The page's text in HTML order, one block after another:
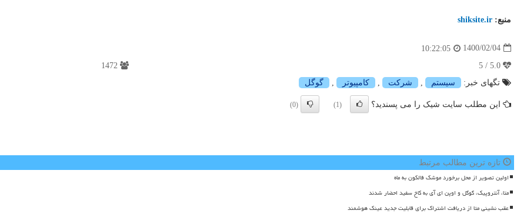
منبع: shiksite.ir
1400/02/04
10:22:05
تگهای خبر:
سیستم , شركت , كامپیوتر , گوگل
این مطلب سایت شیک را می پسندید؟ (1)
(0)
تازه ترین مطالب مرتبط
اولین تصویر از محل برخورد موشک فالکون به ماه
متا، آنتروپیک، گوگل و اوپن ای آی به کاخ سفید احضار شدند
عقب نشینی متا از دریافت اشتراک برای قابلیت جدید عینک هوشمند